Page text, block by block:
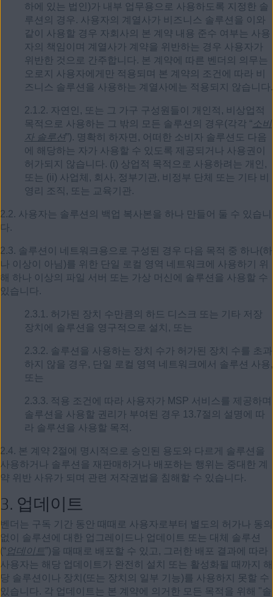
하에 있는 법인)가 내부 업무용으로 사용하도록 지정한 솔
루션의 경우. 사용자의 계열사가 비즈니스 솔루션을 이와
같이 사용할 경우 자회사의 본 계약 내용 준수 여부는 사용
자의 책임이며 계열사가 계약을 위반하는 경우 사용자가
위반한 것으로 간주합니다. 본 계약에 따른 벤더의 의무는
오로지 사용자에게만 적용되며 본 계약의 조건에 따라 비
즈니스 솔루션을 사용하는 계열사에는 적용되지 않습니다.
2.1.2. 자연인, 또는 그 가구 구성원들이 개인적, 비상업적
목적으로 사용하는 그 밖의 모든 솔루션의 경우(각각 “ 소비
자 솔루션”). 명확히 하자면, 어떠한 소비자 솔루션도 다음
에 해당하는 자가 사용할 수 있도록 제공되거나 사용권이
허가되지 않습니다. (i) 상업적 목적으로 사용하려는 개인,
또는 (ii) 사업체, 회사, 정부기관, 비정부 단체 또는 기타 비
영리 조직, 또는 교육기관.
2.2. 사용자는 솔루션의 백업 복사본을 하나 만들어 둘 수 있습니
다.
2.3. 솔루션이 네트워크용으로 구성된 경우 다음 목적 중 하나(하
나 이상이 아님)를 위한 단일 로컬 영역 네트워크에 사용하기 위
해 하나 이상의 파일 서버 또는 가상 머신에 솔루션을 사용할 수
있습니다.
2.3.1. 허가된 장치 수만큼의 하드 디스크 또는 기타 저장
장치에 솔루션을 영구적으로 설치, 또는
2.3.2. 솔루션을 사용하는 장치 수가 허가된 장치 수를 초과
하지 않을 경우, 단일 로컬 영역 네트워크에서 솔루션 사용,
또는
2.3.3. 적용 조건에 따라 사용자가 MSP 서비스를 제공하며
솔루션을 사용할 권리가 부여된 경우 13.7절의 설명에 따
라 솔루션을 사용할 목적.
2.4. 본 계약 2절에 명시적으로 승인된 용도와 다르게 솔루션을
사용하거나 솔루션을 재판매하거나 배포하는 행위는 중대한 계
약 위반 사유가 되며 관련 저작권법을 침해할 수 있습니다.
3. 업데이트
벤더는 구독 기간 동안 때때로 사용자로부터 별도의 허가나 동의
없이 솔루션에 대한 업그레이드나 업데이트 또는 대체 솔루션
(“ 업데이트 ”)을 때때로 배포할 수 있고, 그러한 배포 결과에 따라
사용자는 해당 업데이트가 완전히 설치 또는 활성화될 때까지 해
당 솔루션이나 장치(또는 장치의 일부 기능)를 사용하지 못할 수
있습니다. 각 업데이트는 본 계약에 의거한 모든 목적을 위해 "솔